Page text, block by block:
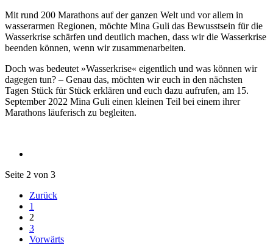
Mit rund 200 Marathons auf der ganzen Welt und vor allem in
wasserarmen Regionen, möchte Mina Guli das Bewusstsein für die
Wasserkrise schärfen und deutlich machen, dass wir die Wasserkrise
beenden können, wenn wir zusammenarbeiten.
Doch was bedeutet »Wasserkrise« eigentlich und was können wir
dagegen tun? – Genau das, möchten wir euch in den nächsten
Tagen Stück für Stück erklären und euch dazu aufrufen, am 15.
September 2022 Mina Guli einen kleinen Teil bei einem ihrer
Marathons läuferisch zu begleiten.
Seite 2 von 3
Zurück
1
2
3
Vorwärts